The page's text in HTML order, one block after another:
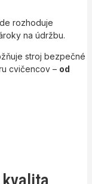
rozhoduje
na údržbu.
stroj bezpečné
cvičencov – od